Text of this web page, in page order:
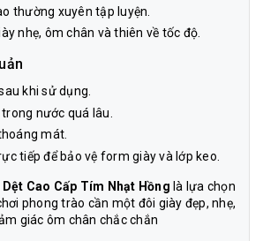
thường xuyên tập luyện.
nhẹ, ôm chân và thiên về tốc độ.
khi sử dụng.
nước quá lâu.
mát.
tiếp để bảo vệ form giày và lớp keo.
Cao Cấp Tím Nhạt Hồng là lựa chọn
phong trào cần một đôi giày đẹp, nhẹ,
giác ôm chân chắc chắn